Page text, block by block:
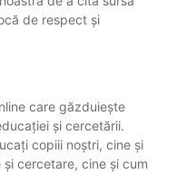
de respect și
care găzduiește
și cercetării.
copiii noștri, cine și
cercetare, cine și cum